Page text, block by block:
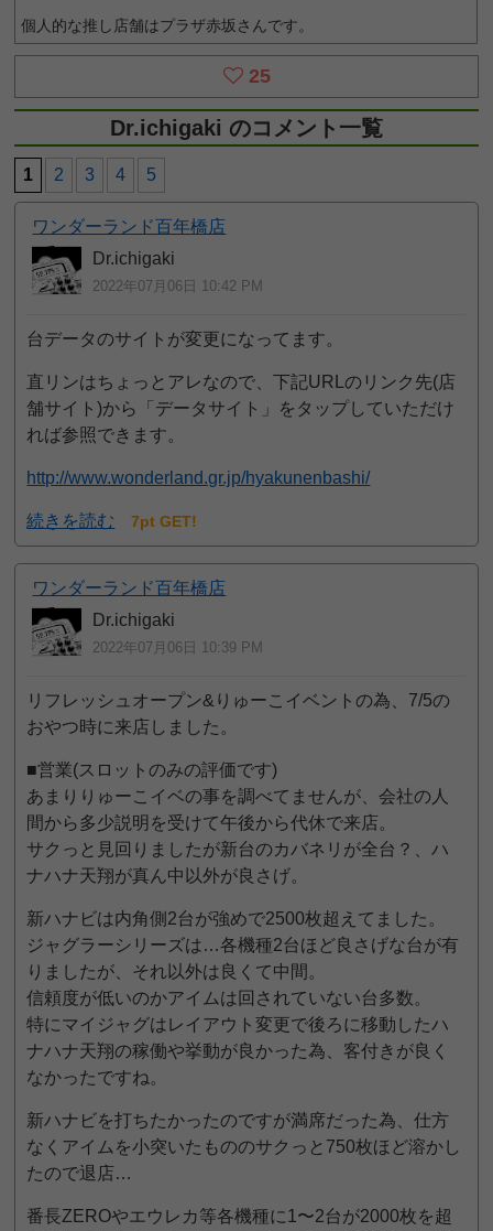
個人的な推し店舗はプラザ赤坂さんです。
25
Dr.ichigaki のコメント一覧
1 2 3 4 5
ワンダーランド百年橋店
Dr.ichigaki
2022年07月06日 10:42 PM
台データのサイトが変更になってます。
直リンはちょっとアレなので、下記URLのリンク先(店
舗サイト)から「データサイト」をタップしていただけ
れば参照できます。
http://www.wonderland.gr.jp/hyakunenbashi/
続きを読む 7pt GET!
ワンダーランド百年橋店
Dr.ichigaki
2022年07月06日 10:39 PM
リフレッシュオープン&りゅーこイベントの為、7/5の
おやつ時に来店しました。
■営業(スロットのみの評価です)
あまりりゅーこイベの事を調べてませんが、会社の人
間から多少説明を受けて午後から代休で来店。
サクっと見回りましたが新台のカバネリが全台？、ハ
ナハナ天翔が真ん中以外が良さげ。
新ハナビは内角側2台が強めで2500枚超えてました。
ジャグラーシリーズは…各機種2台ほど良さげな台が有
りましたが、それ以外は良くて中間。
信頼度が低いのかアイムは回されていない台多数。
特にマイジャグはレイアウト変更で後ろに移動したハ
ナハナ天翔の稼働や挙動が良かった為、客付きが良く
なかったですね。
新ハナビを打ちたかったのですが満席だった為、仕方
なくアイムを小突いたもののサクっと750枚ほど溶かし
たので退店…
番長ZEROやエウレカ等各機種に1〜2台が2000枚を超